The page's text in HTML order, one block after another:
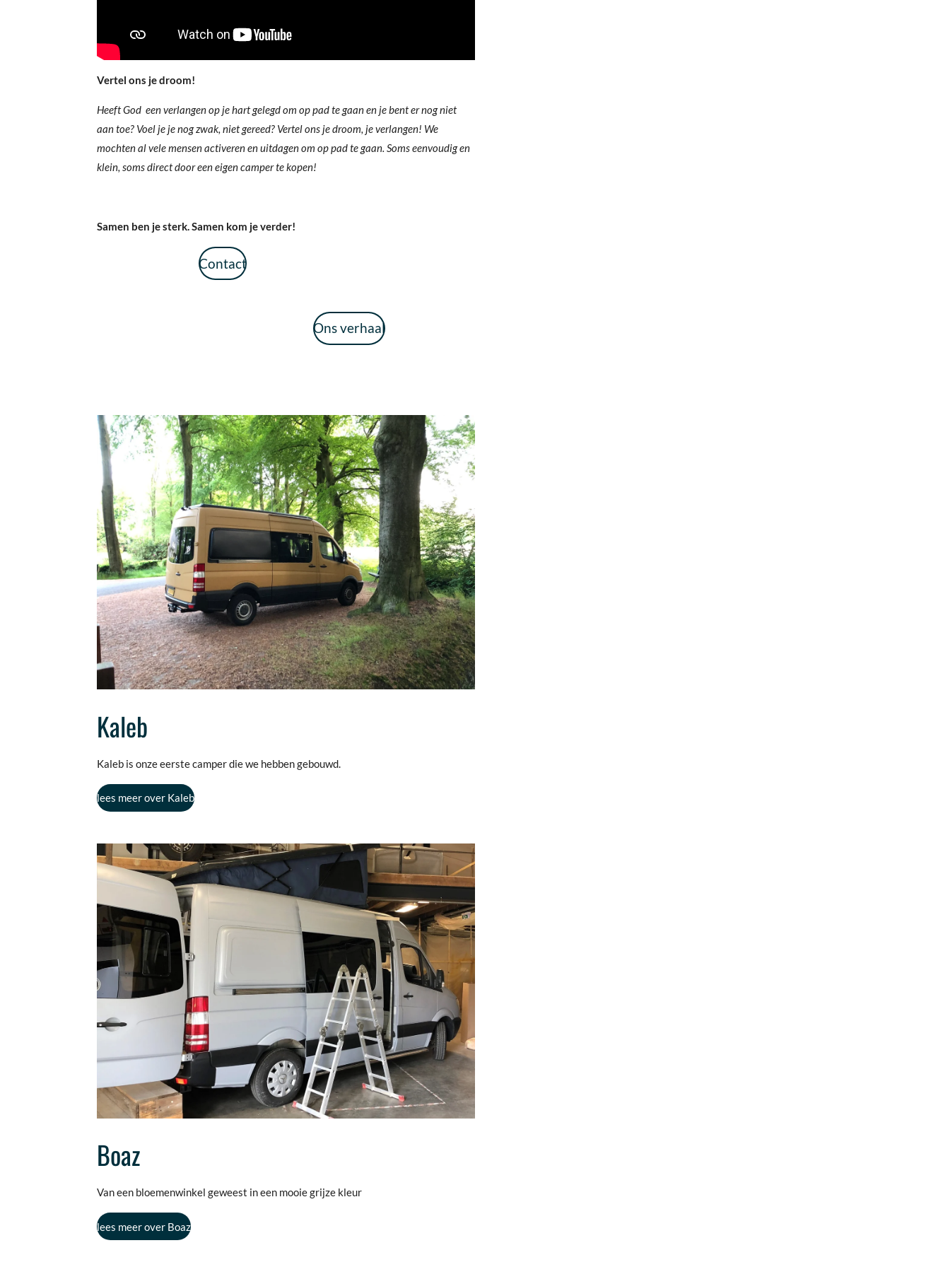
Vertel ons je droom!
Heeft God een verlangen op je hart gelegd om op pad te gaan en je bent er nog niet
aan toe? Voel je je nog zwak, niet gereed? Vertel ons je droom, je verlangen! We
mochten al vele mensen activeren en uitdagen om op pad te gaan. Soms eenvoudig en
klein, soms direct door een eigen camper te kopen!
Samen ben je sterk. Samen kom je verder!
Contact
Ons verhaal
Kaleb
Kaleb is onze eerste camper die we hebben gebouwd.
lees meer over Kaleb
Boaz
Van een bloemenwinkel geweest in een mooie grijze kleur
lees meer over Boaz